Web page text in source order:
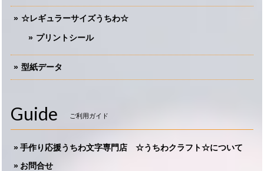
☆レギュラーサイズうちわ☆
プリントシール
型紙データ
Guide ご利用ガイド
手作り応援うちわ文字専門店 ☆うちわクラフト☆について
お問合せ